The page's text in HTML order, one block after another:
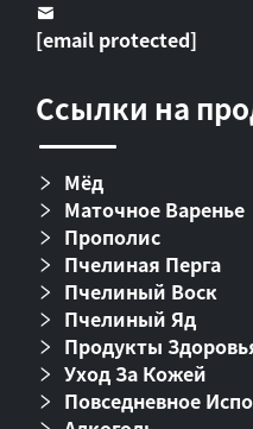
[email protected]
Ссылки на
Мёд
Маточное Варенье
Прополис
Пчелиная Перга
Пчелиный Воск
Пчелиный Яд
Продукты
Уход За Кожей
Повседневное